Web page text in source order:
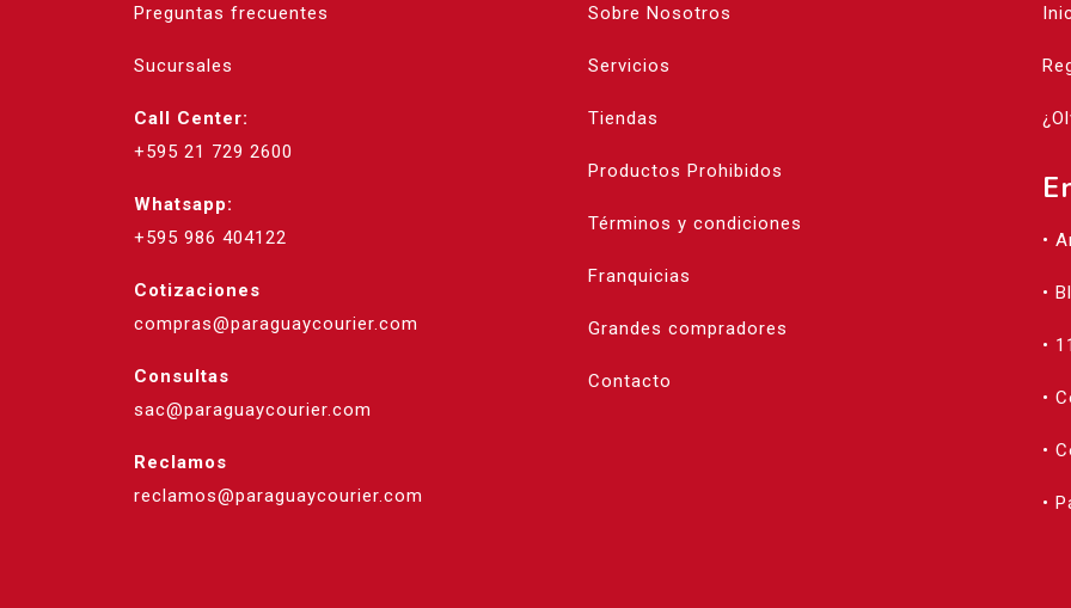
Preguntas frecuentes
Sucursales
Call Center:
+595 21 729 2600
Whatsapp:
+595 986 404122
Cotizaciones
compras@paraguaycourier.com
Consultas
sac@paraguaycourier.com
Reclamos
reclamos@paraguaycourier.com
Sobre Nosotros
Servicios
Tiendas
Productos Prohibidos
Términos y condiciones
Franquicias
Grandes compradores
Contacto
•
•
•
•
•
•